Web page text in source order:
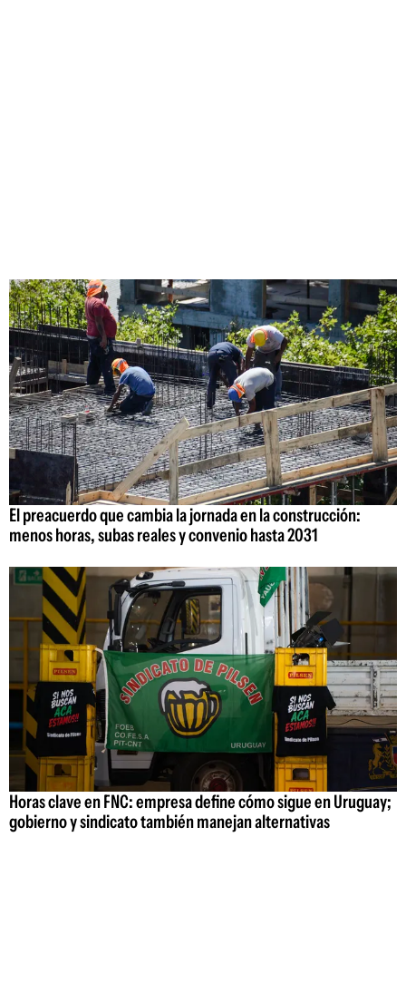
El preacuerdo que cambia la jornada en la construcción:
menos horas, subas reales y convenio hasta 2031
Horas clave en FNC: empresa define cómo sigue en Uruguay;
gobierno y sindicato también manejan alternativas